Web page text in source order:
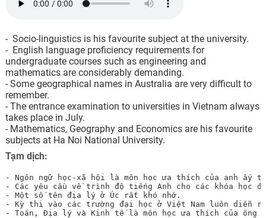
- Socio-linguistics is his favourite subject at the university.
- English language proficiency requirements for
undergraduate courses such as engineering and
mathematics are considerably demanding.
- Some geographical names in Australia are very difficult to
remember.
- The entrance examination to universities in Vietnam always
takes place in July.
- Mathematics, Geography and Economics are his favourite
subjects at Ha Noi National University.
Tạm dịch:
- Ngôn ngữ học-xã hội là môn học ưa thích của anh ấy
- Các yêu cầu về trình độ tiếng Anh cho các khóa
- Một số tên địa lý ở Úc rất khó nhớ.
- Kỳ thi vào các trường đại học ở Việt Nam luôn diễn
- Toán, Địa lý và Kinh tế là môn học ưa thích của ông